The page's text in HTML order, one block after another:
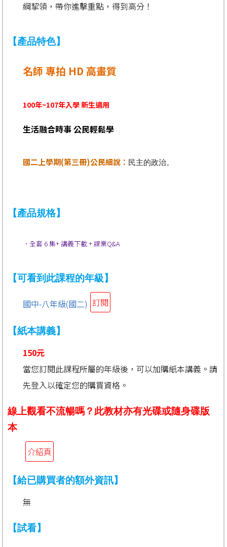
綱挈領，帶你進擊重點，得到高分！
【產品特色】
名師 專拍 HD 高畫質
100年~107年入學 新生適用
生活融合時事 公民輕鬆學
國二上學期(第三冊)公民細說： 民主的政治。
【產品規格】
．全套 6 集+ 講義下載 + 課業Q&A
【可看到此課程的年級】
國中-八年級(國二) 訂閱
【紙本講義】
150元
當您訂閱此課程所屬的年級後，可以加購紙本講義。請
先登入以確定您的購買資格。
線上觀看不流暢嗎？此教材亦有光碟或隨身碟版
本
介紹頁
【給已購買者的額外資訊】
無
【試看】